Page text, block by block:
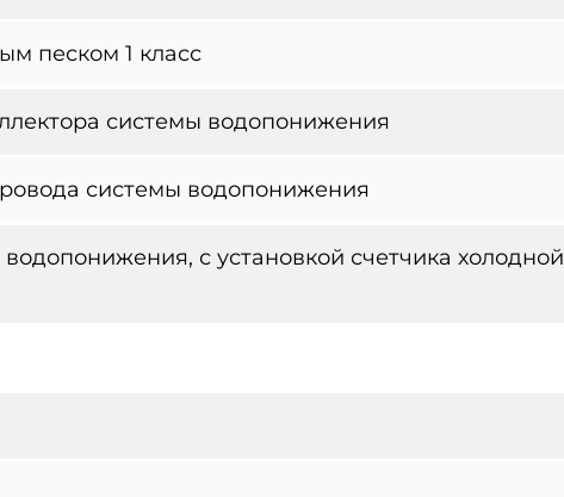
песком 1 класс
системы водопонижения
системы водопонижения
с установкой счетчика холодной